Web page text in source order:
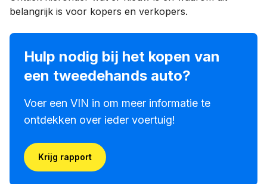
belangrijk is voor kopers en verkopers.
Hulp nodig bij het kopen van
een tweedehands auto?
Voer een VIN in om meer informatie te
ontdekken over ieder voertuig!
Krijg rapport